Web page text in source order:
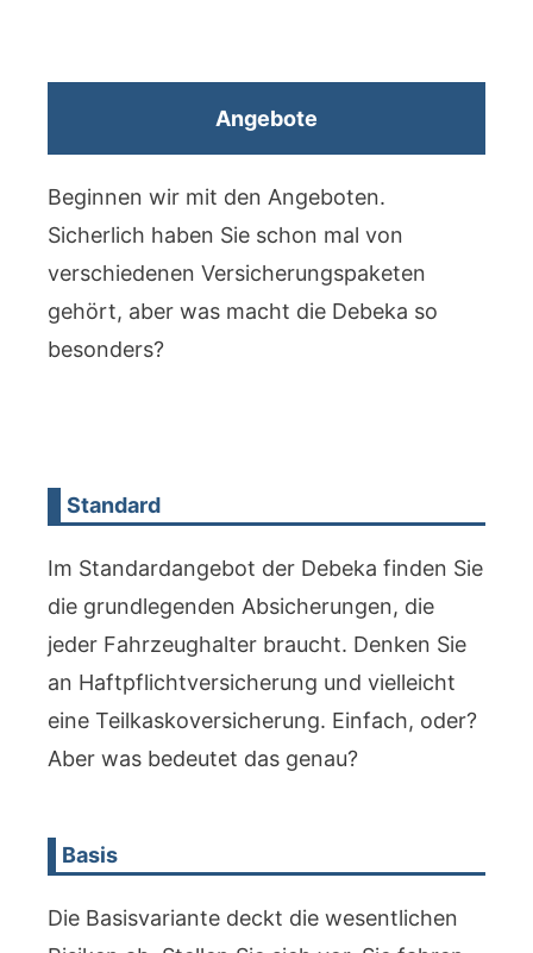
Angebote
Beginnen wir mit den Angeboten.
Sicherlich haben Sie schon mal von
verschiedenen Versicherungspaketen
gehört, aber was macht die Debeka so
besonders?
Standard
Im Standardangebot der Debeka finden Sie
die grundlegenden Absicherungen, die
jeder Fahrzeughalter braucht. Denken Sie
an Haftpflichtversicherung und vielleicht
eine Teilkaskoversicherung. Einfach, oder?
Aber was bedeutet das genau?
Basis
Die Basisvariante deckt die wesentlichen